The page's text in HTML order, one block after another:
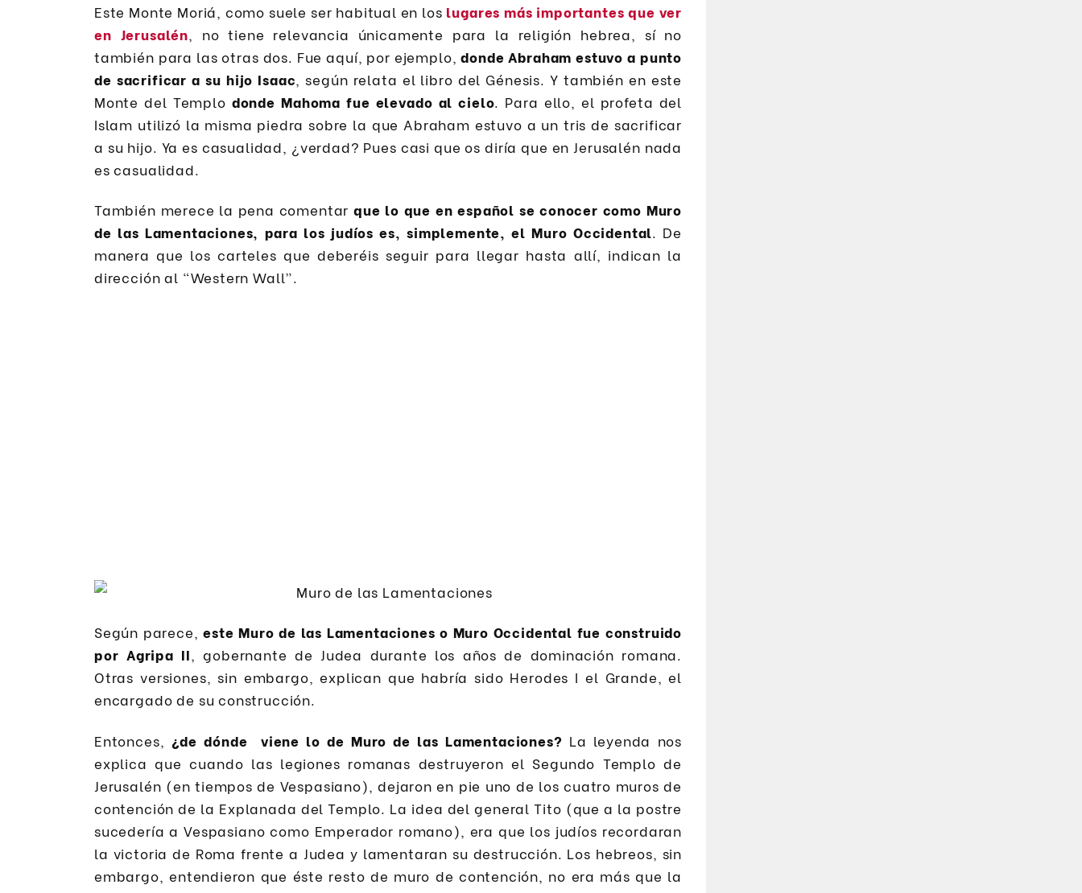
Este Monte Moriá, como suele ser habitual en los lugares más importantes que ver
en Jerusalén , no tiene relevancia únicamente para la religión hebrea, sí no
también para las otras dos. Fue aquí, por ejemplo,donde Abraham estuvo a punto
de sacrificar a su hijo Isaac , según relata el libro del Génesis. Y también en este
Monte del Templo donde Mahoma fue elevado al cielo . Para ello, el profeta del
Islam utilizó la misma piedra sobre la que Abraham estuvo a un tris de sacrificar
a su hijo. Ya es casualidad, ¿verdad? Pues casi que os diría que en Jerusalén nada
es casualidad.
También merece la pena comentar que lo que en español se conocer como Muro
de las Lamentaciones, para los judíos es, simplemente, el Muro Occidental. De
manera que los carteles que deberéis seguir para llegar hasta allí, indican la
dirección al “Western Wall”.
Según parece,este Muro de las Lamentaciones o Muro Occidental fue construido
por Agripa II, gobernante de Judea durante los años de dominación romana.
Otras versiones, sin embargo, explican que habría sido Herodes I el Grande, el
encargado de su construcción.
Entonces, ¿de dónde viene lo de Muro de las Lamentaciones? La leyenda nos
explica que cuando las legiones romanas destruyeron el Segundo Templo de
Jerusalén (en tiempos de Vespasiano), dejaron en pie uno de los cuatro muros de
contención de la Explanada del Templo. La idea del general Tito (que a la postre
sucedería a Vespasiano como Emperador romano), era que los judíos recordaran
la victoria de Roma frente a Judea y lamentaran su destrucción. Los hebreos, sin
embargo, entendieron que éste resto de muro de contención, no era más que la